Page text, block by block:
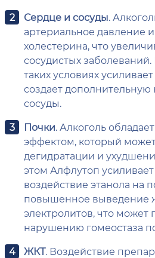
Сердце и сосуды.
артериальное давление
холестерина, что
сосудистых
таких условиях
создает дополнительную
сосуды.
Почки. Алкоголь
эффектом, который
дегидратации и
этом Алфлутоп
воздействие этанола на
повышенное выведение
электролитов, что может
нарушению гомеостаза
ЖКТ. Воздействие